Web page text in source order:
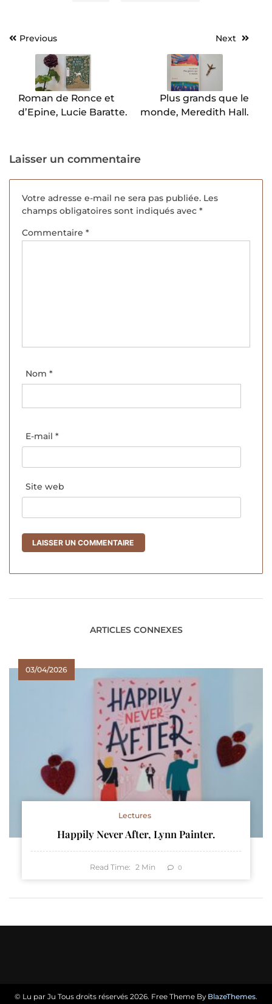
Navigation
l’article
Previous
Roman de Ronce et
d’Epine, Lucie Baratte.
Next
Plus grands que le
monde, Meredith Hall.
Laisser un commentaire
Votre adresse e-mail ne sera pas publiée. Les
champs obligatoires sont indiqués avec *
Commentaire *
Nom *
E-mail *
Site web
ARTICLES CONNEXES
03/04/2026
Lectures
Happily Never After, Lynn Painter.
Read Time: 2 Min 0
© Lu par Ju Tous droits réservés 2026. Free Theme By BlazeThemes.